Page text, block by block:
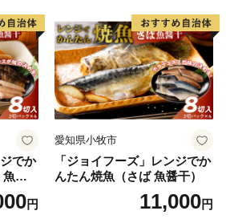
でか
魚醤
円
愛知県小牧市
「ジョイフーズ」レンジでか
んたん焼魚（さば 魚醤干）
11,000円